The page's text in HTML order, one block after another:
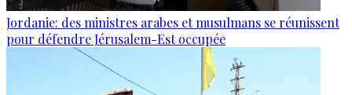
Jordanie: des ministres arabes et musulmans se réunissent
pour défendre Jérusalem-Est occupée